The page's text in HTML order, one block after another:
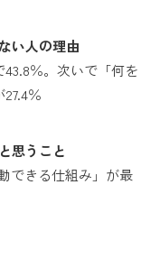
い人の理由
％。次いで「何を
％
思うこと
できる仕組み」が最